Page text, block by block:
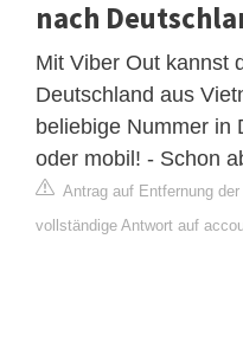
nach
Mit Viber Out kannst
Deutschland aus
beliebige Nummer in
oder mobil! - Schon
Antrag auf Entfernung
vollständige Antwort auf